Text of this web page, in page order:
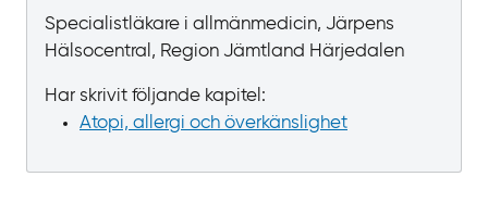
Specialistläkare i allmänmedicin, Järpens
Hälsocentral, Region Jämtland Härjedalen
Har skrivit följande kapitel:
Atopi, allergi och överkänslighet